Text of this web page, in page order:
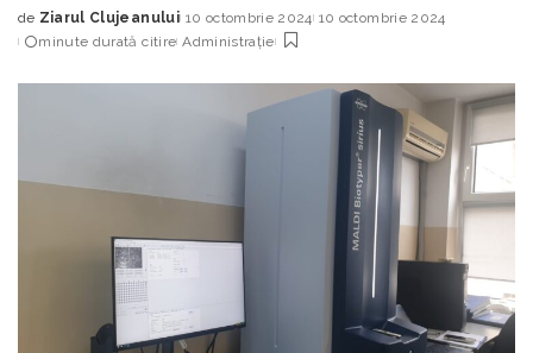
Posted
by
de Ziarul Clujeanului 10 octombrie 2024 10 octombrie 2024
minute durată citire Administrație